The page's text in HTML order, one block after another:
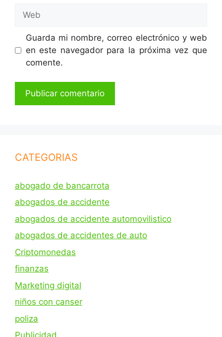
Web
Guarda mi nombre, correo electrónico y web
en este navegador para la próxima vez que
comente.
CATEGORIAS
abogado de bancarrota
abogados de accidente
abogados de accidente automovilistico
abogados de accidentes de auto
Criptomonedas
finanzas
Marketing digital
niños con canser
poliza